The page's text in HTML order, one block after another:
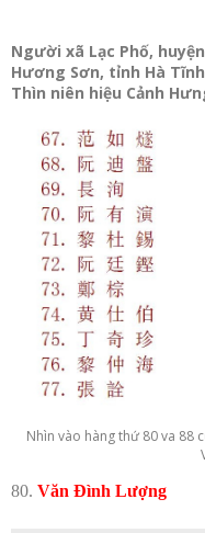
Người xã Lạc Phố,
Hương Sơn, tỉnh Hà
Thìn niên hiệu Cảnh
Nhìn vào hàng thứ 80 va 88
80. Văn Đình Lượng